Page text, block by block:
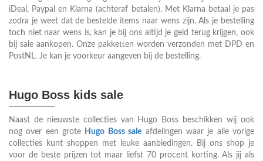
iDeal, Paypal en Klarna (achteraf betalen). Met Klarna betaal je pas
zodra je weet dat de bestelde items naar wens zijn. Als je bestelling
toch niet naar wens is, kan je bij ons altijd je geld terug krijgen, ook
bij sale aankopen. Onze pakketten worden verzonden met DPD en
PostNL. Je kan je voorkeur aangeven bij de bestelling.
Hugo Boss kids sale
Naast de nieuwste collecties van Hugo Boss beschikken wij ook
nog over een grote
Hugo Boss sale afdelingen waar je alle vorige
collecties kunt shoppen met leuke aanbiedingen. Bij ons shop je
voor de beste prijzen tot maar liefst 70 procent korting. Als jij als